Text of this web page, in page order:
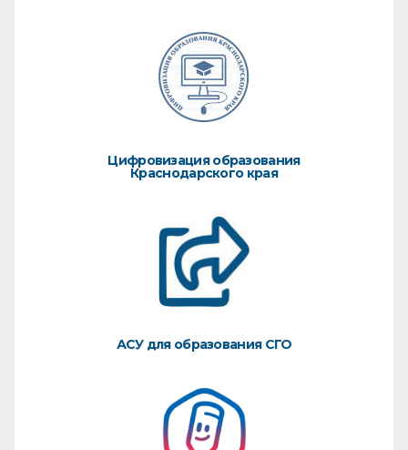
Цифровизация образования
Краснодарского края
АСУ для образования СГО